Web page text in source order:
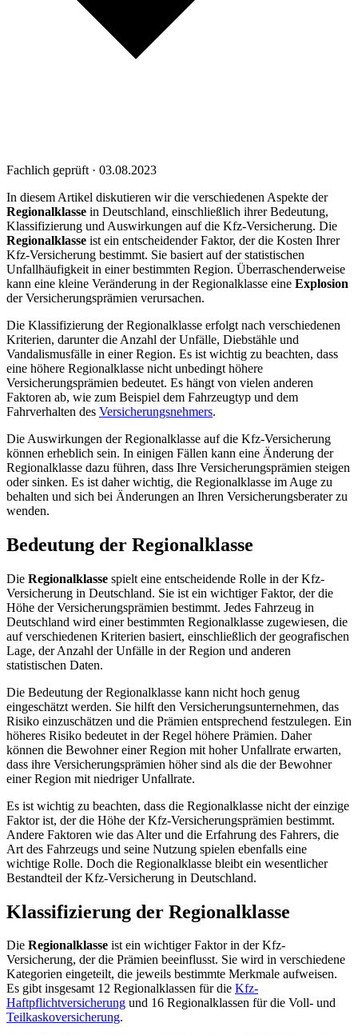
Fachlich geprüft · 03.08.2023
In diesem Artikel diskutieren wir die verschiedenen Aspekte der
Regionalklasse in Deutschland, einschließlich ihrer Bedeutung,
Klassifizierung und Auswirkungen auf die Kfz-Versicherung. Die
Regionalklasse ist ein entscheidender Faktor, der die Kosten Ihrer
Kfz-Versicherung bestimmt. Sie basiert auf der statistischen
Unfallhäufigkeit in einer bestimmten Region. Überraschenderweise
kann eine kleine Veränderung in der Regionalklasse eine Explosion
der Versicherungsprämien verursachen.
Die Klassifizierung der Regionalklasse erfolgt nach verschiedenen
Kriterien, darunter die Anzahl der Unfälle, Diebstähle und
Vandalismusfälle in einer Region. Es ist wichtig zu beachten, dass
eine höhere Regionalklasse nicht unbedingt höhere
Versicherungsprämien bedeutet. Es hängt von vielen anderen
Faktoren ab, wie zum Beispiel dem Fahrzeugtyp und dem
Fahrverhalten des Versicherungsnehmers.
Die Auswirkungen der Regionalklasse auf die Kfz-Versicherung
können erheblich sein. In einigen Fällen kann eine Änderung der
Regionalklasse dazu führen, dass Ihre Versicherungsprämien steigen
oder sinken. Es ist daher wichtig, die Regionalklasse im Auge zu
behalten und sich bei Änderungen an Ihren Versicherungsberater zu
wenden.
Bedeutung der Regionalklasse
Die Regionalklasse spielt eine entscheidende Rolle in der Kfz-
Versicherung in Deutschland. Sie ist ein wichtiger Faktor, der die
Höhe der Versicherungsprämien bestimmt. Jedes Fahrzeug in
Deutschland wird einer bestimmten Regionalklasse zugewiesen, die
auf verschiedenen Kriterien basiert, einschließlich der geografischen
Lage, der Anzahl der Unfälle in der Region und anderen
statistischen Daten.
Die Bedeutung der Regionalklasse kann nicht hoch genug
eingeschätzt werden. Sie hilft den Versicherungsunternehmen, das
Risiko einzuschätzen und die Prämien entsprechend festzulegen. Ein
höheres Risiko bedeutet in der Regel höhere Prämien. Daher
können die Bewohner einer Region mit hoher Unfallrate erwarten,
dass ihre Versicherungsprämien höher sind als die der Bewohner
einer Region mit niedriger Unfallrate.
Es ist wichtig zu beachten, dass die Regionalklasse nicht der einzige
Faktor ist, der die Höhe der Kfz-Versicherungsprämien bestimmt.
Andere Faktoren wie das Alter und die Erfahrung des Fahrers, die
Art des Fahrzeugs und seine Nutzung spielen ebenfalls eine
wichtige Rolle. Doch die Regionalklasse bleibt ein wesentlicher
Bestandteil der Kfz-Versicherung in Deutschland.
Klassifizierung der Regionalklasse
Die Regionalklasse ist ein wichtiger Faktor in der Kfz-
Versicherung, der die Prämien beeinflusst. Sie wird in verschiedene
Kategorien eingeteilt, die jeweils bestimmte Merkmale aufweisen.
Es gibt insgesamt 12 Regionalklassen für die Kfz-
Haftpflichtversicherung und 16 Regionalklassen für die Voll- und
Teilkaskoversicherung.